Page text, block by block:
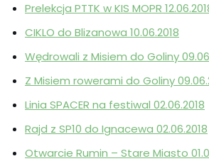
Prelekcja PTTK w KIS MOPR
CIKLO do Blizanowa 10.06.2018
Wędrowali z Misiem do Goliny
Z Misiem rowerami do Goliny
Linia SPACER na festiwal 02.06.2018
Rajd z SP10 do Ignacewa 02.06.2018
Otwarcie Rumin – Stare Miasto